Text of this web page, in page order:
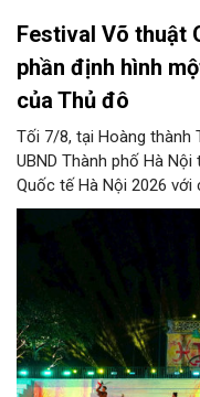
Festival Võ thuật
phần định hình
của Thủ đô
Tối 7/8, tại Hoàng thành
UBND Thành phố Hà
Quốc tế Hà Nội 2026 với
hoa võ Việt". Lần đầu
hóa - thể thao mang
thống thượng võ dân
giao lưu văn hóa, thể